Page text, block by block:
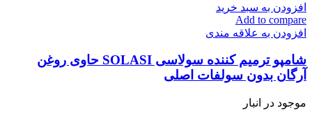
افزودن به سبد خرید
Add to compare
افزودن به علاقه مندی
شامپو ترمیم کننده سولاسی SOLASI حاوی روغن
آرگان بدون سولفات اصلی
موجود در انبار